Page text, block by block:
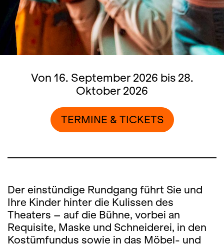
Von 16. September 2026 bis 28.
Oktober 2026
TERMINE & TICKETS
Der einstündige Rundgang führt Sie und
Ihre Kinder hinter die Kulissen des
Theaters – auf die Bühne, vorbei an
Requisite, Maske und Schneiderei, in den
Kostümfundus sowie in das Möbel- und